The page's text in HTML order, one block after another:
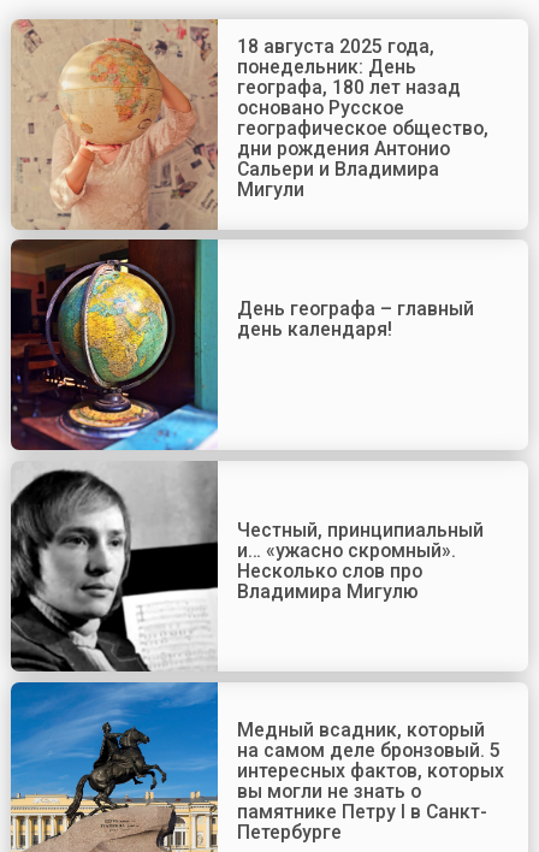
18 августа 2025 года,
понедельник: День
географа, 180 лет назад
основано Русское
географическое общество,
дни рождения Антонио
Сальери и Владимира
Мигули
День географа – главный
день календаря!
Честный, принципиальный
и… «ужасно скромный».
Несколько слов про
Владимира Мигулю
Медный всадник, который
на самом деле бронзовый. 5
интересных фактов, которых
вы могли не знать о
памятнике Петру I в Санкт-
Петербурге